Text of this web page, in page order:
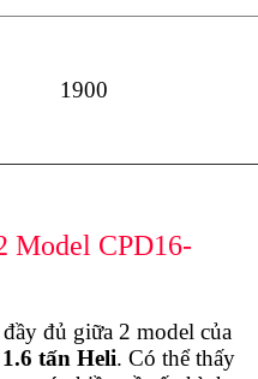
1900
Model CPD16-
đủ giữa 2 model của
tấn Heli. Có thể thấy